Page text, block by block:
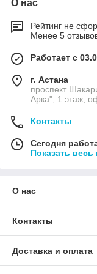
О нас
Рейтинг не
Менее 5
Работает с
г. Астана
проспект
Арка", 1 этаж,
Контакты
Сегодня
Показать
О нас
Контакты
Доставка и оплата